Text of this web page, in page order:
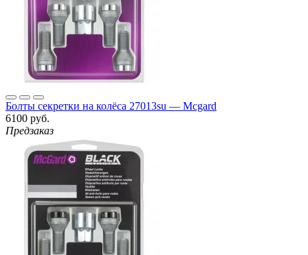
Болты секретки на колёса 27013su — Mcgard
6100 руб.
Предзаказ